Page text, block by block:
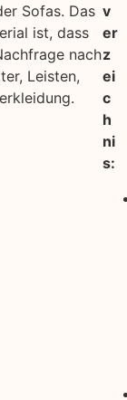
Sofas. Das
ist, dass
nach
Leisten,
v
er
z
ei
c
h
ni
s: